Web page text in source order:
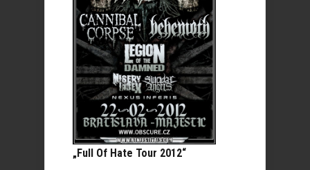
„Full Of Hate Tour 2012“